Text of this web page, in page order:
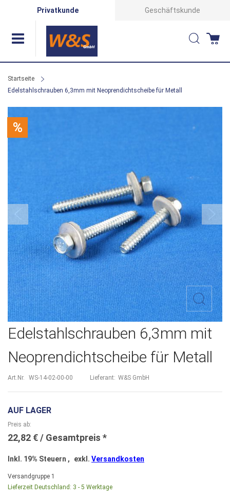
Privatkunde Geschäftskunde
Suche
Startseite
Edelstahlschrauben 6,3mm mit Neoprendichtscheibe für Metall
%
Ende
Zum
der
Bildergalerie
springen
Edelstahlschrauben 6,3mm mit
Neoprendichtscheibe für Metall
Art.Nr. WS-14-02-00-00 Lieferant: W&S GmbH
AUF LAGER
Preis ab
22,82 €
Inkl. 19% Steuern , exkl. Versandkosten
Versandgruppe 1
Lieferzeit Deutschland: 3 - 5 Werktage